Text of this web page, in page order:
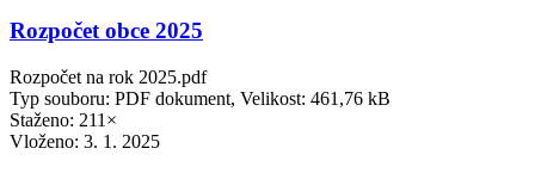
Rozpočet obce 2025
Rozpočet na rok 2025.pdf
Typ souboru: PDF dokument, Velikost: 461,76 kB
Staženo: 211×
Vloženo: 3. 1. 2025